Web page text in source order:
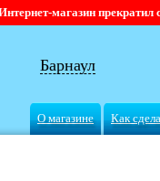
магазин прекратил
Барнаул
О магазине Как